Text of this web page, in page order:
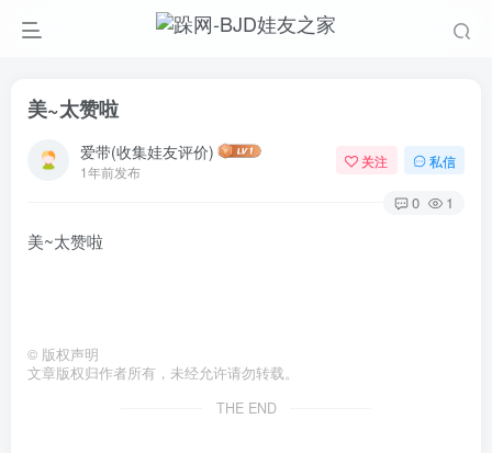
美~太赞啦
爱带(收集娃友评价)
1年前发布
关注 私信
0 1
美~太赞啦
© 版权声明
文章版权归作者所有，未经允许请勿转载。
THE END